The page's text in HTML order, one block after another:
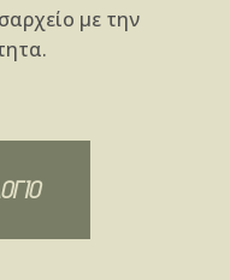
με την